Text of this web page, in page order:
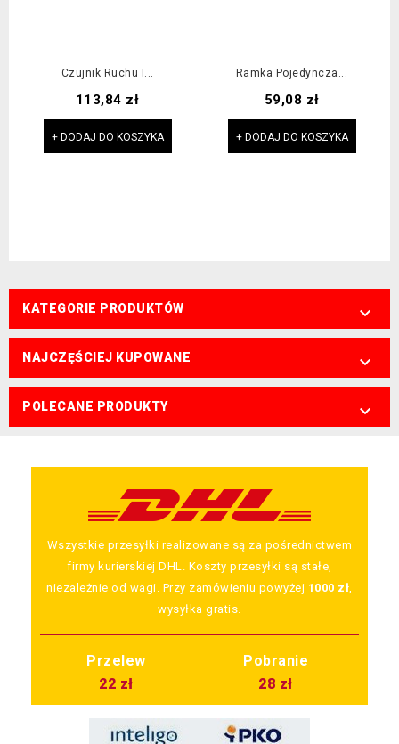
Czujnik Ruchu I...
Cena
113,84 zł
+ DODAJ DO KOSZYKA
Ramka Pojedyncza...
Cena
59,08 zł
+ DODAJ DO KOSZYKA
KATEGORIE PRODUKTÓW 
NAJCZĘŚCIEJ KUPOWANE 
POLECANE PRODUKTY 
Wszystkie przesyłki realizowane są za pośrednictwem
firmy kurierskiej DHL. Koszty przesyłki są stałe,
niezależnie od wagi. Przy zamówieniu powyżej 1000 zł
wysyłka gratis.
Przelew
Pobranie
22 zł
28 zł